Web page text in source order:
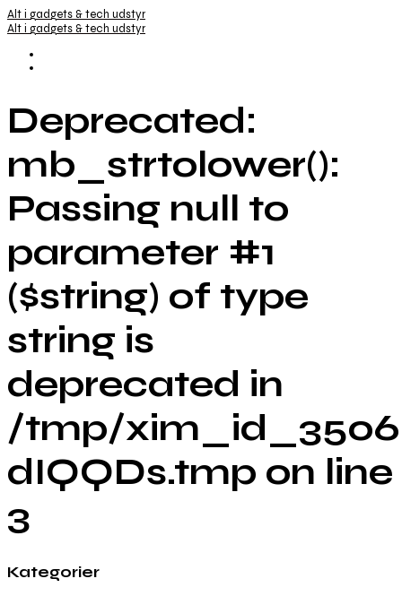
Alt i gadgets & tech udstyr
Alt i gadgets & tech udstyr
Deprecated:
mb_strtolower():
Passing null to
parameter #1
($string) of type
string is
deprecated in
/tmp/
dIQQDs.tmp on line
3
Kategorier